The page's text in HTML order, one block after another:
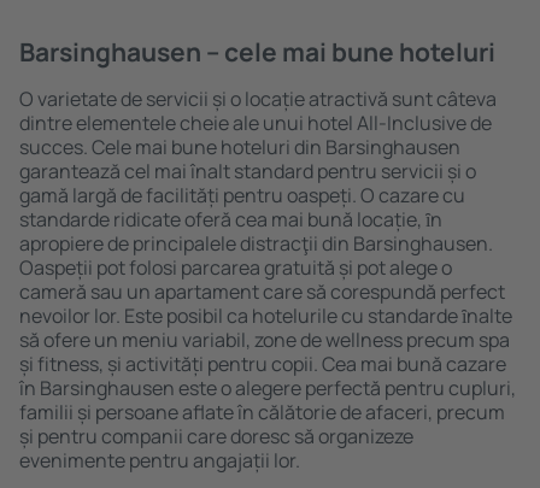
Barsinghausen – cele mai bune hoteluri
O varietate de servicii și o locație atractivă sunt câteva
dintre elementele cheie ale unui hotel All-Inclusive de
succes. Cele mai bune hoteluri din Barsinghausen
garantează cel mai înalt standard pentru servicii și o
gamă largă de facilități pentru oaspeți. O cazare cu
standarde ridicate oferă cea mai bună locație, ȋn
apropiere de principalele distracţii din Barsinghausen.
Oaspeții pot folosi parcarea gratuită și pot alege o
cameră sau un apartament care să corespundă perfect
nevoilor lor. Este posibil ca hotelurile cu standarde ȋnalte
să ofere un meniu variabil, zone de wellness precum spa
și fitness, și activități pentru copii. Cea mai bună cazare
în Barsinghausen este o alegere perfectă pentru cupluri,
familii și persoane aflate în călătorie de afaceri, precum
și pentru companii care doresc să organizeze
evenimente pentru angajații lor.